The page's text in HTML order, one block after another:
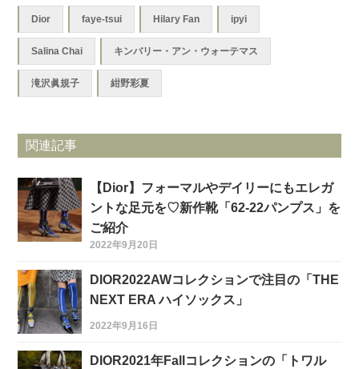
Dior faye-tsui Hilary Fan ipyi
Salina Chai キンバリー・アン・ウォーテマス
滝沢眞規子 紺野彩夏
関連記事
【Dior】フォーマルやデイリーにもエレガ
ントな足元を♡新作靴「62-22パンプス」を
ご紹介
2022年9月20日
DIOR2022AWコレクションで注目の「THE
NEXT ERA ハイソックス」
2022年9月16日
DIOR2021年Fallコレクションの「トワル